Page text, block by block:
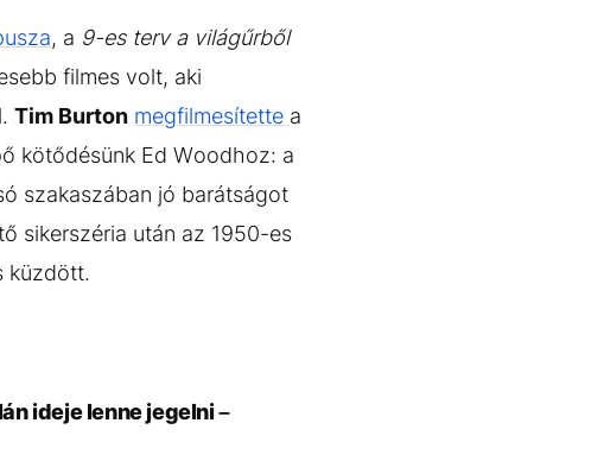
, a 9-es terv a világűrből
filmes volt, aki
Tim Burton megfilmesítette a
kötődésünk Ed Woodhoz: a
szakaszában jó barátságot
sikerszéria után az 1950-es
küzdött.
ideje lenne jegelni –